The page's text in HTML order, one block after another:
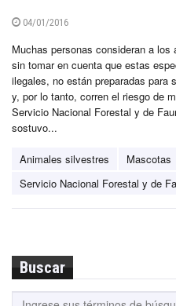
04/01/2016
Muchas personas consideran a
sin tomar en cuenta que estas
ilegales, no están preparadas para
y, por lo tanto, corren el riesgo de
Servicio Nacional Forestal y de
sostuvo...
Animales silvestres Mascotas
Servicio Nacional Forestal y de
Buscar